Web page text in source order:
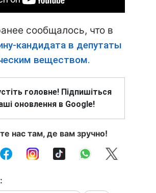
сообщалось, что в
кандидата в депутаты
веществом.
головне! Підпишіться
оновлення в Google!
нас там, де вам зручно!